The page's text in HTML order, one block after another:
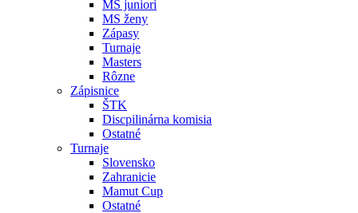
MS juniori
MS ženy
Zápasy
Turnaje
Masters
Rôzne
Zápisnice
ŠTK
Discpilinárna komisia
Ostatné
Turnaje
Slovensko
Zahranicie
Mamut Cup
Ostatné